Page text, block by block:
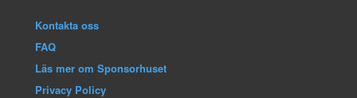
Kontakta oss
FAQ
Läs mer om Sponsorhuset
Privacy Policy